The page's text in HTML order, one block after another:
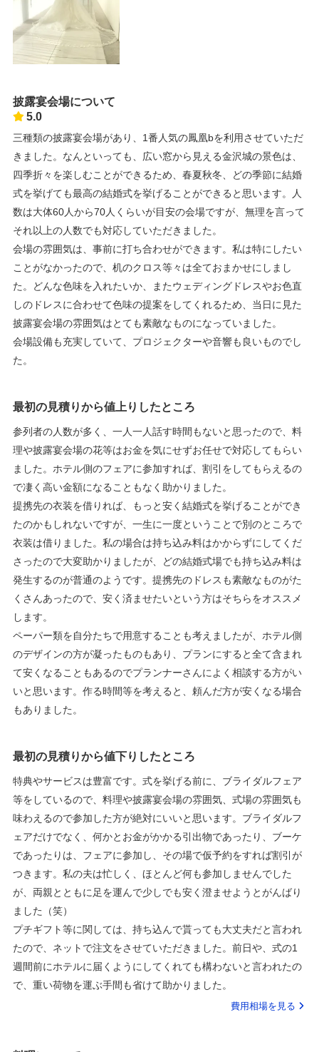
披露宴会場について
5.0
三種類の披露宴会場があり、1番人気の鳳凰bを利用させていただ
きました。なんといっても、広い窓から見える金沢城の景色は、
四季折々を楽しむことができるため、春夏秋冬、どの季節に結婚
式を挙げても最高の結婚式を挙げることができると思います。人
数は大体60人から70人くらいが目安の会場ですが、無理を言って
それ以上の人数でも対応していただきました。
会場の雰囲気は、事前に打ち合わせができます。私は特にしたい
ことがなかったので、机のクロス等々は全ておまかせにしまし
た。どんな色味を入れたいか、またウェディングドレスやお色直
しのドレスに合わせて色味の提案をしてくれるため、当日に見た
披露宴会場の雰囲気はとても素敵なものになっていました。
会場設備も充実していて、プロジェクターや音響も良いものでし
た。
最初の見積りから値上りしたところ
参列者の人数が多く、一人一人話す時間もないと思ったので、料
理や披露宴会場の花等はお金を気にせずお任せで対応してもらい
ました。ホテル側のフェアに参加すれば、割引をしてもらえるの
で凄く高い金額になることもなく助かりました。
提携先の衣装を借りれば、もっと安く結婚式を挙げることができ
たのかもしれないですが、一生に一度ということで別のところで
衣装は借りました。私の場合は持ち込み料はかからずにしてくだ
さったので大変助かりましたが、どの結婚式場でも持ち込み料は
発生するのが普通のようです。提携先のドレスも素敵なものがた
くさんあったので、安く済ませたいという方はそちらをオススメ
します。
ペーパー類を自分たちで用意することも考えましたが、ホテル側
のデザインの方が凝ったものもあり、プランにすると全て含まれ
て安くなることもあるのでプランナーさんによく相談する方がい
いと思います。作る時間等を考えると、頼んだ方が安くなる場合
もありました。
最初の見積りから値下りしたところ
特典やサービスは豊富です。式を挙げる前に、ブライダルフェア
等をしているので、料理や披露宴会場の雰囲気、式場の雰囲気も
味わえるので参加した方が絶対にいいと思います。ブライダルフ
ェアだけでなく、何かとお金がかかる引出物であったり、ブーケ
であったりは、フェアに参加し、その場で仮予約をすれば割引が
つきます。私の夫は忙しく、ほとんど何も参加しませんでした
が、両親とともに足を運んで少しでも安く澄ませようとがんばり
ました（笑）
プチギフト等に関しては、持ち込んで貰っても大丈夫だと言われ
たので、ネットで注文をさせていただきました。前日や、式の1
週間前にホテルに届くようにしてくれても構わないと言われたの
で、重い荷物を運ぶ手間も省けて助かりました。
費用相場を見る